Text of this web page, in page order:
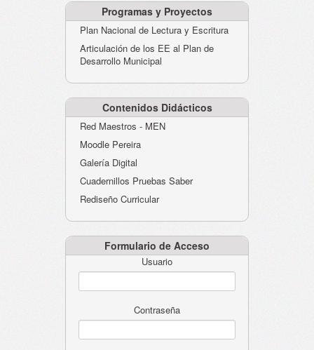
Programas y Proyectos
Plan Nacional de Lectura y Escritura
Articulación de los EE al Plan de
Desarrollo Municipal
Contenidos Didácticos
Red Maestros - MEN
Moodle Pereira
Galería Digital
Cuadernillos Pruebas Saber
Rediseño Curricular
Formulario de Acceso
Usuario
Contraseña